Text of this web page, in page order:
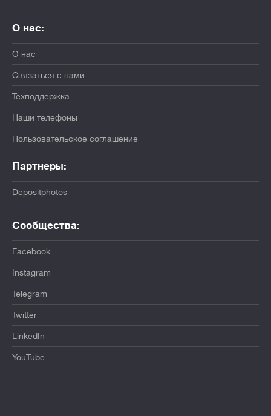
О нас:
О нас
Связаться с нами
Техподдержка
Наши телефоны
Пользовательское соглашение
Партнеры:
Depositphotos
Сообщества:
Facebook
Instagram
Telegram
Twitter
LinkedIn
YouTube